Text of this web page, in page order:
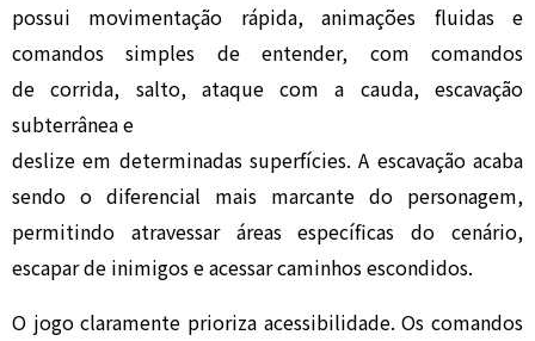
possui movimentação rápida, animações fluidas e
comandos simples de entender, com comandos
de corrida, salto, ataque com a cauda, escavação
subterrânea e
deslize em determinadas superfícies. A escavação acaba
sendo o diferencial mais marcante do personagem,
permitindo atravessar áreas específicas do cenário,
escapar de inimigos e acessar caminhos escondidos.
O jogo claramente prioriza acessibilidade. Os comandos